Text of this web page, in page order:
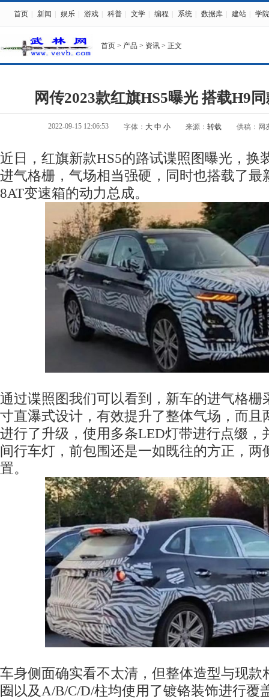
首页 新闻 娱乐 游戏 科普 文学 编程 系统 数据库 建站 学院
首页 > 产品 > 资讯 > 正文
网传2023款红旗HS5曝光 搭载H9
2022-09-15 12:06:53 字体： 大 中 小 来源： 转载 供稿：网
近日，红旗新款HS5的路试谍照图曝光，换
进气格栅，气场相当强硬，同时也搭载了最
8AT变速箱的动力总成。
通过谍照图我们可以看到，新车的进气格栅
寸直瀑式设计，有效提升了整体气场，而且
进行了升级，使用多条LED灯带进行点缀，
间行车灯，前包围还是一如既往的方正，两
置。
车身侧面确实看不太清，但整体造型与现款
圈以及A/B/C/D/柱均使用了镀铬装饰进行覆